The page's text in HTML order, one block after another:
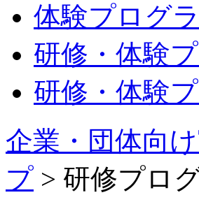
体験プログ
研修・体験
研修・体験
企業・団体向
プ > 研修プロ